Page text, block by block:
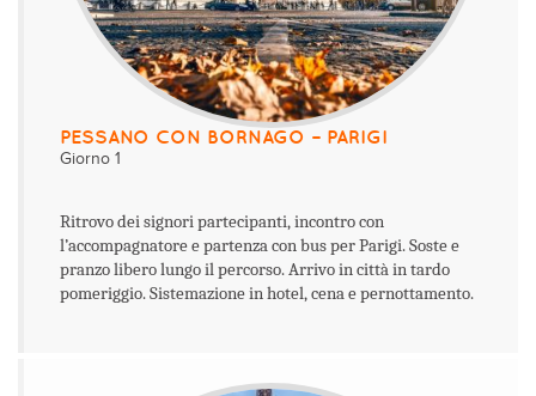
PESSANO CON BORNAGO – PARIGI
Giorno 1
Ritrovo dei signori partecipanti, incontro con
l’accompagnatore e partenza con bus per Parigi. Soste e
pranzo libero lungo il percorso. Arrivo in città in tardo
pomeriggio. Sistemazione in hotel, cena e pernottamento.